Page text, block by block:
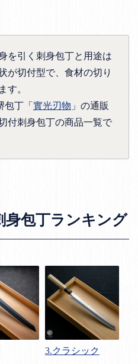
を引く刺身包丁と用途は
が切付型で、食材の切り
。
包丁「實光刃物 」の通販
付刺身包丁の商品一覧で
身包丁ランキング
3.クラシック